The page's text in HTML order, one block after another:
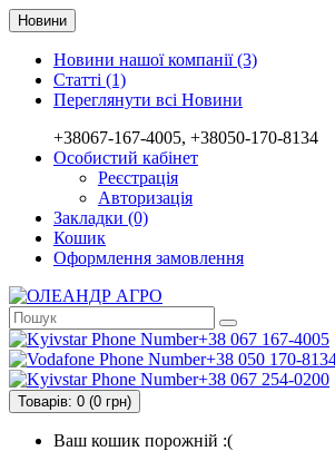
Новини
Новини нашої компанії (3)
Статті (1)
Переглянути всі Новини
+38067-167-4005, +38050-170-8134
Особистий кабінет
Реєстрація
Авторизація
Закладки (0)
Кошик
Оформлення замовлення
+38 067 167-4005
+38 050 170-
+38 067 254-0200
Товарів: 0 (0 грн)
Ваш кошик порожній :(